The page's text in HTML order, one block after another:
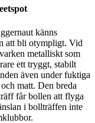
känns
att bli otympligt. Vid
metalliskt som
ett tryggt, stabilt
även under fuktiga
matt. Den breda
får bollen att flyga
i bollträffen inte